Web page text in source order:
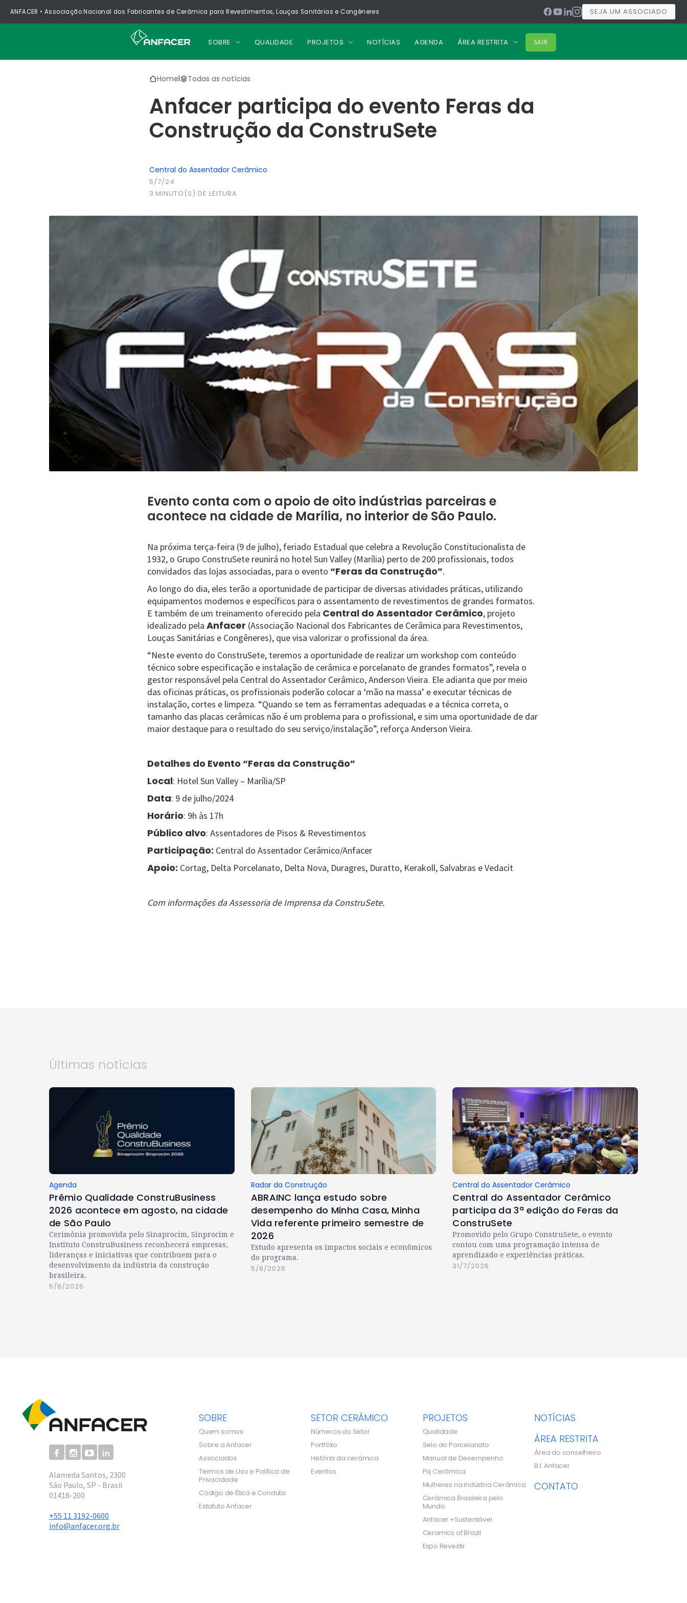
ANFACER • Associação Nacional dos Fabricantes de Cerâmica para Revestimentos, Louças Sanitárias e Congêneres SEJA UM ASSOCIADO
SOBRE QUALIDADE PROJETOS NOTÍCIAS AGENDA ÁREA RESTRITA SAIR
Home| Todas as notícias
Anfacer participa do evento Feras da
Construção da ConstruSete
Central do Assentador Cerâmico
5/7/24
3 MINUTO(S) DE LEITURA
Evento conta com o apoio de oito indústrias parceiras e
acontece na cidade de Marília, no interior de São Paulo.
Na próxima terça-feira (9 de julho), feriado Estadual que celebra a Revolução Constitucionalista de
1932, o Grupo ConstruSete reunirá no hotel Sun Valley (Marília) perto de 200 profissionais, todos
convidados das lojas associadas, para o evento “Feras da Construção”.
Ao longo do dia, eles terão a oportunidade de participar de diversas atividades práticas, utilizando
equipamentos modernos e específicos para o assentamento de revestimentos de grandes formatos.
E também de um treinamento oferecido pela Central do Assentador Cerâmico, projeto
idealizado pela Anfacer (Associação Nacional dos Fabricantes de Cerâmica para Revestimentos,
Louças Sanitárias e Congêneres), que visa valorizar o profissional da área.
“Neste evento do ConstruSete, teremos a oportunidade de realizar um workshop com conteúdo
técnico sobre especificação e instalação de cerâmica e porcelanato de grandes formatos”, revela o
gestor responsável pela Central do Assentador Cerâmico, Anderson Vieira. Ele adianta que por meio
das oficinas práticas, os profissionais poderão colocar a ‘mão na massa’ e executar técnicas de
instalação, cortes e limpeza. “Quando se tem as ferramentas adequadas e a técnica correta, o
tamanho das placas cerâmicas não é um problema para o profissional, e sim uma oportunidade de dar
maior destaque para o resultado do seu serviço/instalação”, reforça Anderson Vieira.
Detalhes do Evento “Feras da Construção”
Local: Hotel Sun Valley – Marília/SP
Data: 9 de julho/2024
Horário: 9h às 17h
Público alvo: Assentadores de Pisos & Revestimentos
Participação: Central do Assentador Cerâmico/Anfacer
Apoio: Cortag, Delta Porcelanato, Delta Nova, Duragres, Duratto, Kerakoll, Salvabras e Vedacit
Com informações da Assessoria de Imprensa da ConstruSete.
Últimas notícias
Agenda
Prêmio Qualidade ConstruBusiness
2026 acontece em agosto, na cidade
de São Paulo
Cerimônia promovida pelo Sinaprocim, Sinprocim e
Instituto ConstruBusiness reconhecerá empresas,
lideranças e iniciativas que contribuem para o
desenvolvimento da indústria da construção
brasileira.
5/8/2026
Radar da Construção
ABRAINC lança estudo sobre
desempenho do Minha Casa, Minha
Vida referente primeiro semestre de
2026
Estudo apresenta os impactos sociais e econômicos
do programa.
5/8/2026
Central do Assentador Cerâmico
Central do Assentador Cerâmico
participa da 3ª edição do Feras da
ConstruSete
Promovido pelo Grupo ConstruSete, o evento
contou com uma programação intensa de
aprendizado e experiências práticas.
31/7/2026
Alameda Santos, 2300
São Paulo, SP - Brasil
01418-200
+55 11 3192-0600
info@anfacer.org.br
SOBRE
Quem somos
Sobre a Anfacer
Associados
Termos de Uso e Política de
Privacidade
Código de Ética e Conduta
Estatuto Anfacer
SETOR CERÂMICO
Números do Setor
Portfólio
História da cerâmica
Eventos
PROJETOS
Qualidade
Selo do Porcelanato
Manual de Desempenho
Pq Cerâmica
Mulheres na Indústria Cerâmica
Cerâmica Brasileira pelo
Mundo
Anfacer +Sustentável
Ceramics of Brazil
Expo Revestir
NOTÍCIAS
ÁREA RESTRITA
Área do conselheiro
B.I. Anfacer
CONTATO